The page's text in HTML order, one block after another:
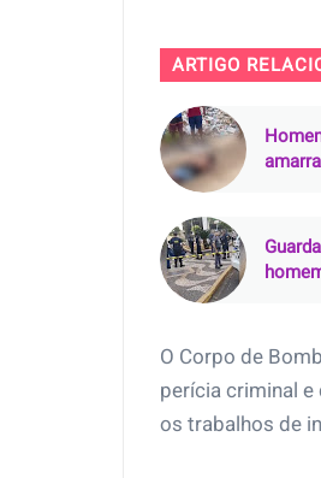
ARTIGO
O Corpo de
perícia criminal e
os trabalhos de